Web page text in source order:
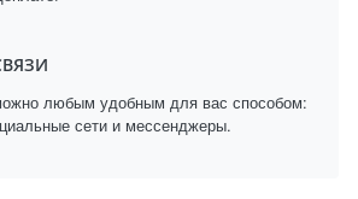
любым удобным для вас способом:
сети и мессенджеры.